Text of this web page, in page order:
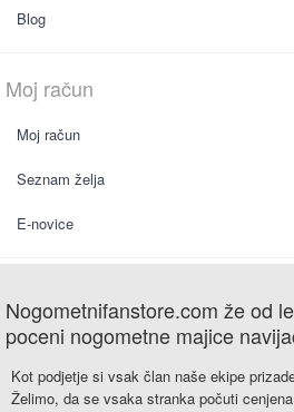
Blog
Moj račun
Moj račun
Seznam želja
E-novice
Nogometnifanstore.com že od
poceni nogometne majice
Kot podjetje si vsak član naše ekipe
Želimo, da se vsaka stranka počuti